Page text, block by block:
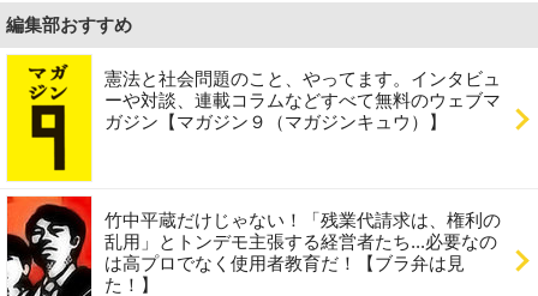
編集部おすすめ
憲法と社会問題のこと、やってます。インタビュ
ーや対談、連載コラムなどすべて無料のウェブマ
ガジン【マガジン９（マガジンキュウ）】
竹中平蔵だけじゃない！「残業代請求は、権利の
乱用」とトンデモ主張する経営者たち...必要なの
は高プロでなく使用者教育だ！【ブラ弁は見
た！】